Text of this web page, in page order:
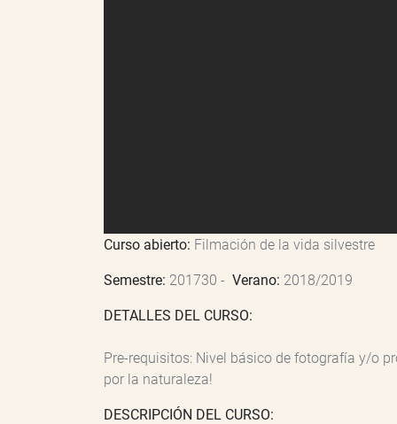
Curso abierto: Filmación de la vida silvestre
Semestre: 201730 - Verano: 2018/2019
DETALLES DEL CURSO:
Pre-requisitos: Nivel básico de fotografía y/o
por la naturaleza!
DESCRIPCIÓN DEL CURSO: